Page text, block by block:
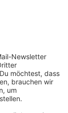
an,
einer
die Partie in